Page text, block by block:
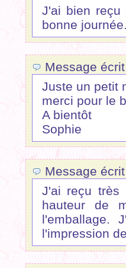
J'ai bien reçu
bonne journée.
Message
Juste un petit
merci pour le
A bientôt
Sophie
Message
J'ai reçu très
hauteur de
l'emballage.
l'impression